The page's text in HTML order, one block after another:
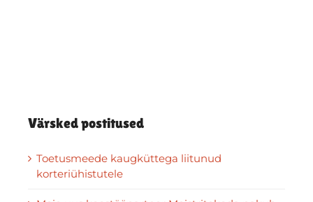
Värsked postitused
Toetusmeede kaugküttega liitunud
korteriühistutele